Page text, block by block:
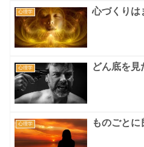
心理学 心づくりは
心理学 どん底を見
心理学 ものごとに